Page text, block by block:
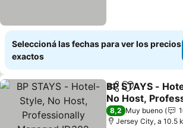
Seleccioná las fechas para ver los precios
exactos
Compartir
Añadir a
BP STAYS -
No Host,
Managed ID302
Ver precios
8,2 Muy bueno
Jersey City, a 10.5